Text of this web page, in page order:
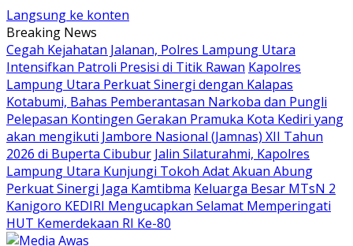
Langsung ke konten
Breaking News
Cegah Kejahatan Jalanan, Polres Lampung Utara
Intensifkan Patroli Presisi di Titik Rawan Kapolres
Lampung Utara Perkuat Sinergi dengan Kalapas
Kotabumi, Bahas Pemberantasan Narkoba dan Pungli
Pelepasan Kontingen Gerakan Pramuka Kota Kediri yang
akan mengikuti Jambore Nasional (Jamnas) XII Tahun
2026 di Buperta Cibubur Jalin Silaturahmi, Kapolres
Lampung Utara Kunjungi Tokoh Adat Akuan Abung
Perkuat Sinergi Jaga Kamtibma Keluarga Besar MTsN 2
Kanigoro KEDIRI Mengucapkan Selamat Memperingati
HUT Kemerdekaan RI Ke-80